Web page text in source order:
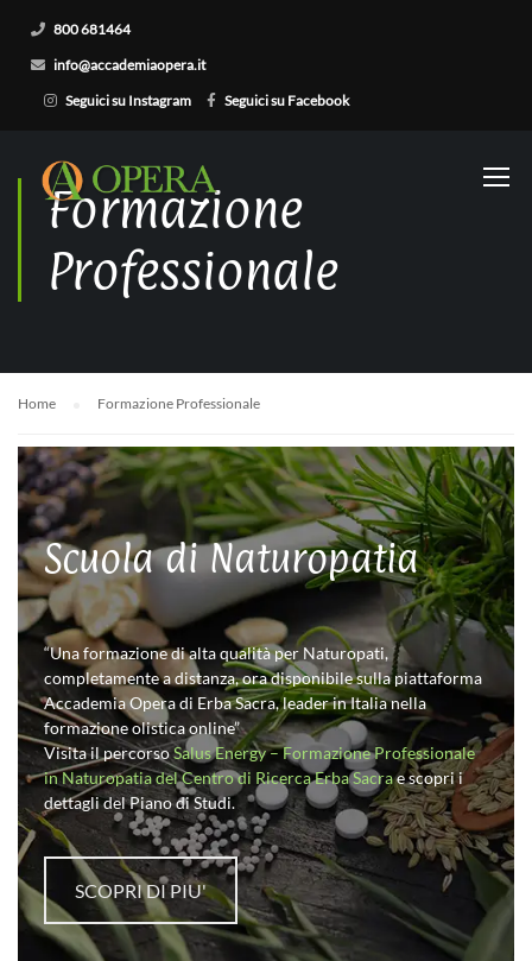
800 681464
info@accademiaopera.it
Seguici su Instagram
Seguici su Facebook
Formazione
Professionale
Home Formazione Professionale
Scuola di Naturopatia
“Una formazione di alta qualità per Naturopati,
completamente a distanza, ora disponibile sulla piattaforma
Accademia Opera di Erba Sacra, leader in Italia nella
formazione olistica online”
Visita il percorsoSalus Energy – Formazione Professionale
in Naturopatia del Centro di Ricerca Erba Sacrae scopri i
dettagli del Piano di Studi.
SCOPRI DI PIU'